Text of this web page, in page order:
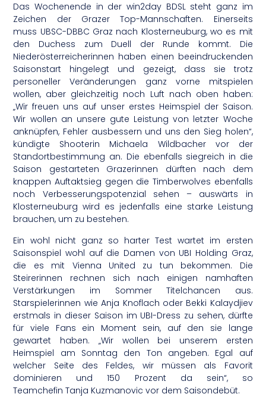
Das Wochenende in der win2day BDSL steht ganz im
Zeichen der Grazer Top-Mannschaften. Einerseits
muss UBSC-DBBC Graz nach Klosterneuburg, wo es mit
den Duchess zum Duell der Runde kommt. Die
Niederösterreicherinnen haben einen beeindruckenden
Saisonstart hingelegt und gezeigt, dass sie trotz
personeller Veränderungen ganz vorne mitspielen
wollen, aber gleichzeitig noch Luft nach oben haben:
„Wir freuen uns auf unser erstes Heimspiel der Saison.
Wir wollen an unsere gute Leistung von letzter Woche
anknüpfen, Fehler ausbessern und uns den Sieg holen“,
kündigte Shooterin Michaela Wildbacher vor der
Standortbestimmung an. Die ebenfalls siegreich in die
Saison gestarteten Grazerinnen dürften nach dem
knappen Auftaktsieg gegen die Timberwolves ebenfalls
noch Verbesserungspotenzial sehen – auswärts in
Klosterneuburg wird es jedenfalls eine starke Leistung
brauchen, um zu bestehen.
Ein wohl nicht ganz so harter Test wartet im ersten
Saisonspiel wohl auf die Damen von UBI Holding Graz,
die es mit Vienna United zu tun bekommen. Die
Steirerinnen rechnen sich nach einigen namhaften
Verstärkungen im Sommer Titelchancen aus.
Starspielerinnen wie Anja Knoflach oder Bekki Kalaydjiev
erstmals in dieser Saison im UBI-Dress zu sehen, dürfte
für viele Fans ein Moment sein, auf den sie lange
gewartet haben. „Wir wollen bei unserem ersten
Heimspiel am Sonntag den Ton angeben. Egal auf
welcher Seite des Feldes, wir müssen als Favorit
dominieren und 150 Prozent da sein“, so
Teamchefin Tanja Kuzmanovic vor dem Saisondebüt.